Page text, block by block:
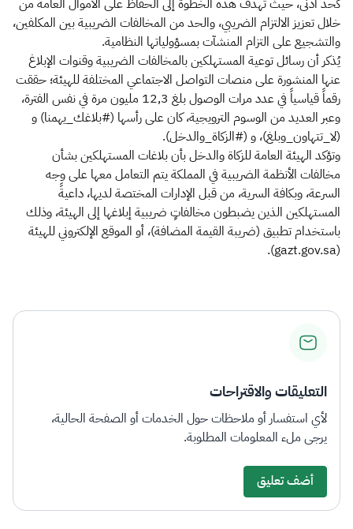
كحد أدنى، حيث تهدف هذه الخطوة إلى الحفاظ على الأموال العامة من
خلال تعزيز الالتزام الضريبي، والحد من المخالفات الضريبية بين المكلفين،
والتشجيع على التزام المنشآت بمسؤولياتها النظامية.
يُذكر أن رسائل توعية المستهلكين بالمخالفات الضريبية وقنوات الإبلاغ
عنها المنشورة على منصات التواصل الاجتماعي المختلفة للهيئة؛ حققت
رقماً قياسياً في عدد مرات الوصول بلغ 12,3 مليون مرة في نفس الفترة،
وعبر العديد من الوسوم الترويجية، كان على رأسها (#بلاغك_يهمنا) و
(لا_تتهاون_وبلغ)، و (#الزكاة_والدخل).
وتؤكد الهيئة العامة للزكاة والدخل بأن بلاغات المستهلكين بشأن
مخالفات الأنظمة الضريبية في المملكة يتم التعامل معها على وجه
السرعة، وبكافة السرية، من قبل الإدارات المختصة لديها، داعيةً
المستهلكين الذين يضبطون مخالفاتٍ ضريبية إبلاغها إلى الهيئة، وذلك
باستخدام تطبيق (ضريبة القيمة المضافة)، أو الموقع الإلكتروني للهيئة
(gazt.gov.sa).
التعليقات والاقتراحات
لأي استفسار أو ملاحظات حول الخدمات أو الصفحة الحالية،
يرجى ملء المعلومات المطلوبة.
أضف تعليق